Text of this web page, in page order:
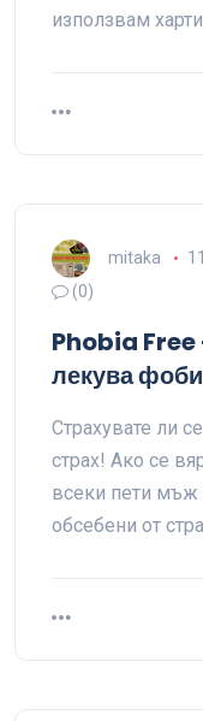
използвам
mitaka
(0)
Phobia Free
лекува
Страхувате ли
страх! Ако се
всеки пети мъж
обсебени от